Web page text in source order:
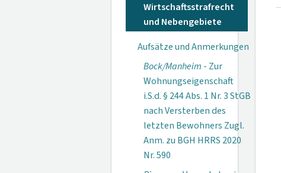
Wirtschaftsstrafrecht
und Nebengebiete
Aufsätze und Anmerkungen
Bock/Manheim - Zur
Wohnungseigenschaft
i.S.d. § 244 Abs. 1 Nr. 3 StGB
nach Versterben des
letzten Bewohners Zugl.
Anm. zu BGH HRRS 2020
Nr. 590